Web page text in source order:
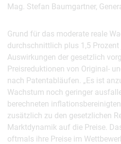
Mag. Stefan Baumgartner,
Grund für das moderate reale
durchschnittlich plus 1,5
Auswirkungen der gesetzlich
Preisreduktionen von Original-
nach Patentabläufen. „Es ist
Wachstum noch geringer
berechneten
zusätzlich zu den gesetzlichen
Marktdynamik auf die Preise.
oftmals ihre Preise im